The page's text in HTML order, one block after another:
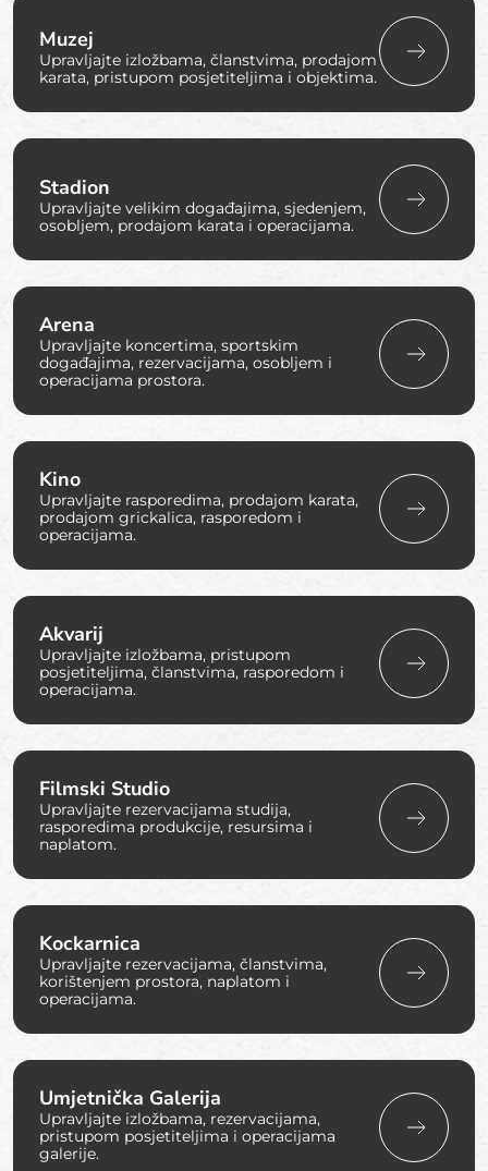
Muzej
Upravljajte izložbama, članstvima, prodajom
karata, pristupom posjetiteljima i objektima.
Stadion
Upravljajte velikim događajima, sjedenjem,
osobljem, prodajom karata i operacijama.
Arena
Upravljajte koncertima, sportskim
događajima, rezervacijama, osobljem i
operacijama prostora.
Kino
Upravljajte rasporedima, prodajom karata,
prodajom grickalica, rasporedom i
operacijama.
Akvarij
Upravljajte izložbama, pristupom
posjetiteljima, članstvima, rasporedom i
operacijama.
Filmski Studio
Upravljajte rezervacijama studija,
rasporedima produkcije, resursima i
naplatom.
Kockarnica
Upravljajte rezervacijama, članstvima,
korištenjem prostora, naplatom i
operacijama.
Umjetnička Galerija
Upravljajte izložbama, rezervacijama,
pristupom posjetiteljima i operacijama
galerije.